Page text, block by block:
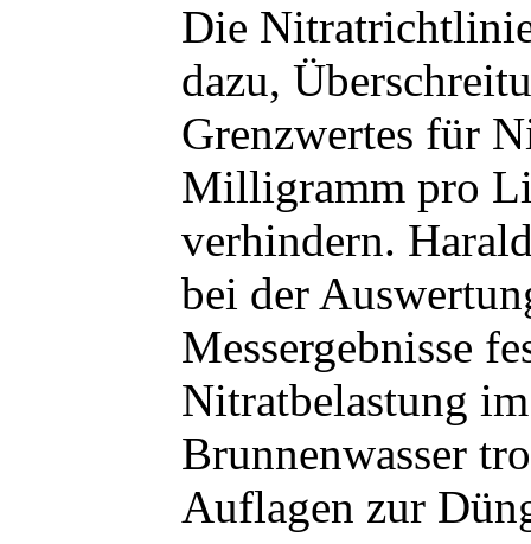
Die
dazu,
Grenzwertes für
Milligramm pro
verhindern.
bei der
Messergebnisse
Nitratbelastung im
Brunnenwasser
Auflagen zur